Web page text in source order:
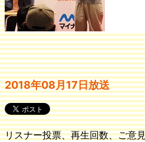
2018年08月17日放送
リスナー投票、再生回数、ご意